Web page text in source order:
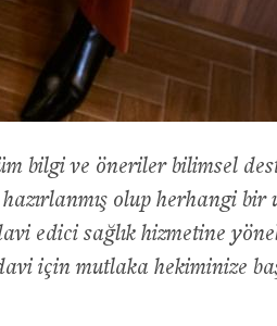
bilgi ve öneriler bilimsel
olup herhangi bir
edici sağlık hizmetine
için mutlaka hekiminize